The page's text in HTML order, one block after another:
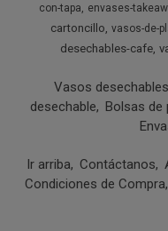
con-tapa
envases-
cartoncillo vasos-de-
desechables-cafe
Vasos desechables
desechable
Bolsas de
Ir arriba Contáctanos
Condiciones de Compra